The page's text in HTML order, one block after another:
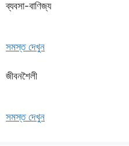
ব্যবসা-বাণিজ্য
সমস্ত দেখুন
জীবনশৈলী
সমস্ত দেখুন